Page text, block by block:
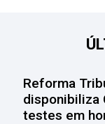
Reforma
disponibiliza
testes em